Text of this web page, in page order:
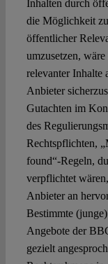
Inhalten durch
die Möglichkeit
öffentlicher
umzusetzen,
relevanter Inhalte
Anbieter
Gutachten im
des
Rechtspflichten,
found“-Regeln,
verpflichtet
Anbieter an
Bestimmte
Angebote der
gezielt